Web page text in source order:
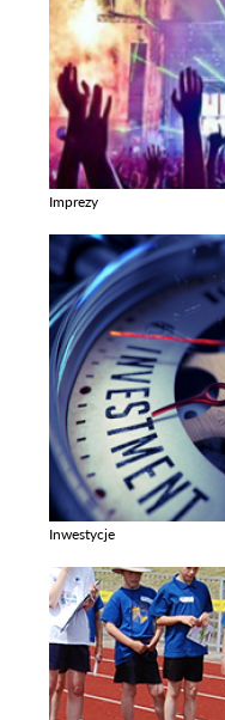
Imprezy
Inwestycje